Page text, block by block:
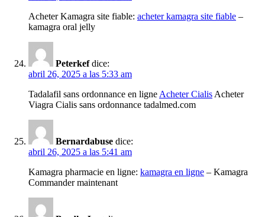
Acheter Kamagra site fiable: acheter kamagra site fiable –
kamagra oral jelly
Peterkef dice:
abril 26, 2025 a las 5:33 am
Tadalafil sans ordonnance en ligne Acheter Cialis Acheter
Viagra Cialis sans ordonnance tadalmed.com
Bernardabuse dice:
abril 26, 2025 a las 5:41 am
Kamagra pharmacie en ligne: kamagra en ligne – Kamagra
Commander maintenant